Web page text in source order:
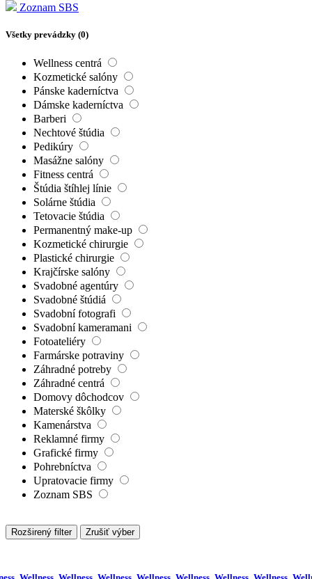
Zoznam SBS
Všetky prevádzky (0)
Wellness centrá
Kozmetické salóny
Pánske kaderníctva
Dámske kaderníctva
Barberi
Nechtové štúdia
Pedikúry
Masážne salóny
Fitness centrá
Štúdia štíhlej línie
Solárne štúdia
Tetovacie štúdia
Permanentný make-up
Kozmetické chirurgie
Plastické chirurgie
Krajčírske salóny
Svadobné agentúry
Svadobné štúdiá
Svadobní fotografi
Svadobní kameramani
Fotoateliéry
Farmárske potraviny
Záhradné potreby
Záhradné centrá
Domovy dôchodcov
Materské škôlky
Kamenárstva
Reklamné firmy
Grafické firmy
Pohrebníctva
Upratovacie firmy
Zoznam SBS
Rozširený filter Zrušiť výber